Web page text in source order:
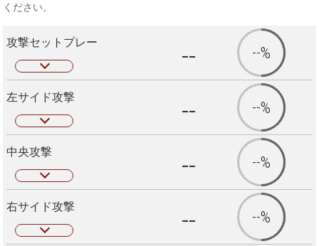
ください。
攻撃セットプレー -- --%
左サイド攻撃 -- --%
中央攻撃 -- --%
右サイド攻撃 -- --%